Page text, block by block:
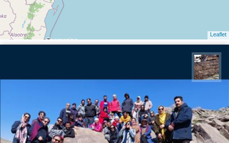
Leaflet